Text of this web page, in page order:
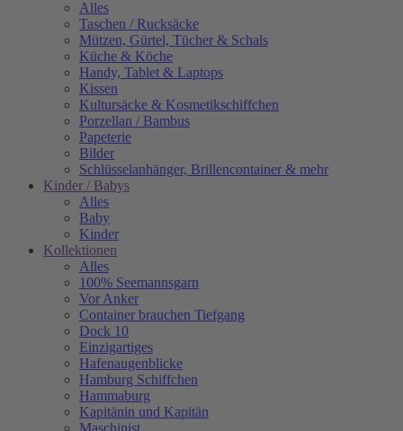
Alles
Taschen / Rucksäcke
Mützen, Gürtel, Tücher & Schals
Küche & Köche
Handy, Tablet & Laptops
Kissen
Kultursäcke & Kosmetikschiffchen
Porzellan / Bambus
Papeterie
Bilder
Schlüsselanhänger, Brillencontainer & mehr
Kinder / Babys
Alles
Baby
Kinder
Kollektionen
Alles
100% Seemannsgarn
Vor Anker
Container brauchen Tiefgang
Dock 10
Einzigartiges
Hafenaugen­blicke
Hamburg Schiffchen
Hammaburg
Kapitänin und Kapitän
Maschinist